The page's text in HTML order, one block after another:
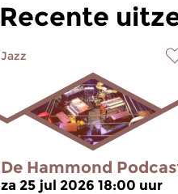
Recente
Jazz
De Hammond
za 25 jul 2026 18:00 uur